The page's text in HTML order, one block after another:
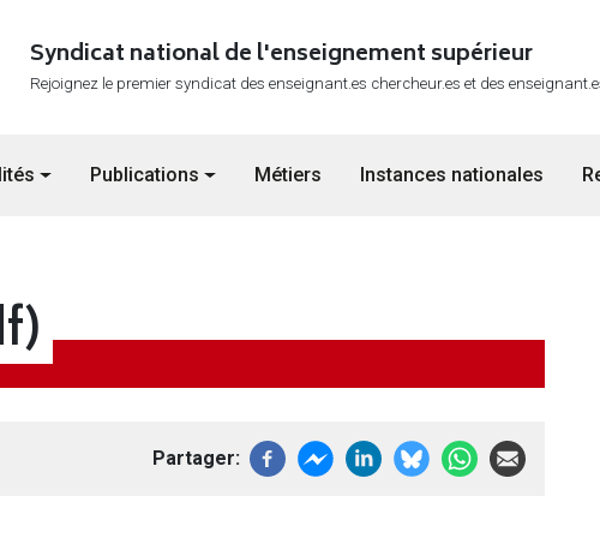
Syndicat national de l'enseignement supérieur
Rejoignez le premier syndicat des enseignant.es chercheur.es et des
Publications Métiers Instances nationales
Partager